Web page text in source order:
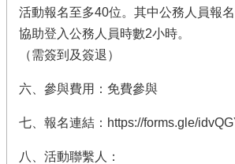
活動報名至多40位。其中公務人員報
協助登入公務人員時數2小時。
（需簽到及簽退）
六、參與費用：免費參與
七、報名連結：https://forms.gle/
八、活動聯繫人：